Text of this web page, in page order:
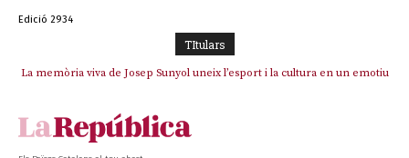
Edició 2934
TItulars
La memòria viva de Josep Sunyol uneix l’esport i la cultura en un emotiu